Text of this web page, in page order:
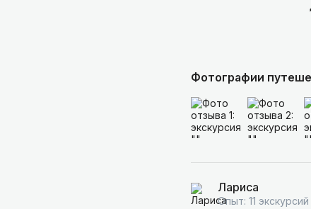
Фотографии
Лариса
Опыт: 11 экскурсий